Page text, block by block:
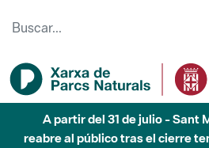
A partir del 31 de julio - Sant
reabre al público tras el cierre